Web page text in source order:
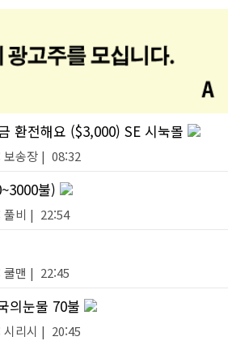
환전해요 ($3,000) SE 시눅몰
송장 | 08:32
불)
풀비 | 22:54
맨 | 22:45
의눈물 70불
리시 | 20:45